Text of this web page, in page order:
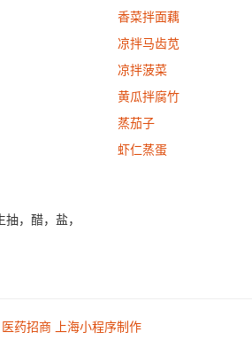
，醋，盐，
香菜拌面藕
凉拌马齿苋
凉拌菠菜
黄瓜拌腐竹
蒸茄子
虾仁蒸蛋
医药招商 上海小程序制作